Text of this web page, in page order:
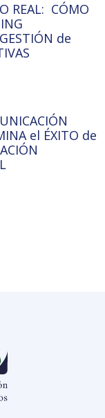
REAL: CÓMO
de
el ÉXITO de